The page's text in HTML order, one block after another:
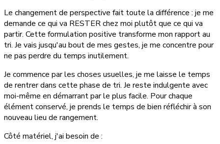
Le changement de perspective fait toute la différence : je me
demande ce qui va RESTER chez moi plutôt que ce qui va
partir. Cette formulation positive transforme mon rapport au
tri. Je vais jusqu'au bout de mes gestes, je me concentre pour
ne pas perdre du temps inutilement.
Je commence par les choses usuelles, je me laisse le temps
de rentrer dans cette phase de tri. Je reste indulgente avec
moi-même en démarrant par le plus facile. Pour chaque
élément conservé, je prends le temps de bien réfléchir à son
nouveau lieu de rangement.
Côté matériel, j'ai besoin de :